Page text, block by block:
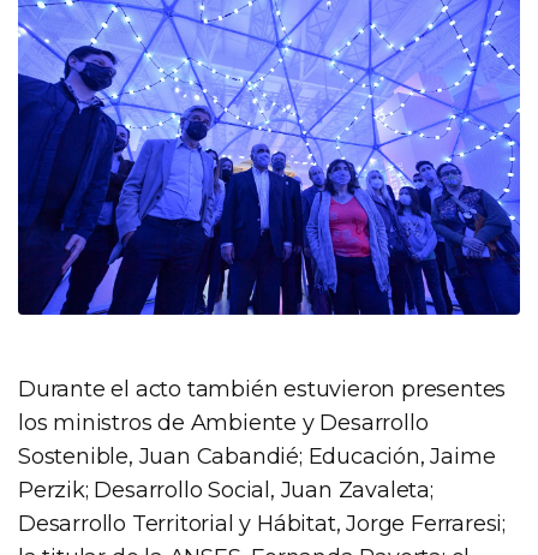
Durante el acto también estuvieron presentes
los ministros de Ambiente y Desarrollo
Sostenible, Juan Cabandié; Educación, Jaime
Perzik; Desarrollo Social, Juan Zavaleta;
Desarrollo Territorial y Hábitat, Jorge Ferraresi;